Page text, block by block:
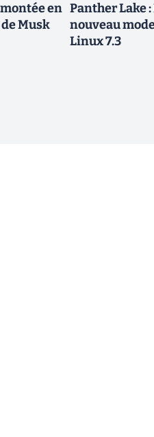
montée en
Musk
Panther Lake
nouveau
Linux 7.3